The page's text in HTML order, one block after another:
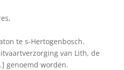
te s-Hertogenbosch.
van Lith, de
genoemd worden.